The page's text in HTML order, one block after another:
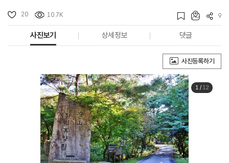
20 10.7K 9
사진보기 상세정보 댓글
사진등록하기
1/ 12